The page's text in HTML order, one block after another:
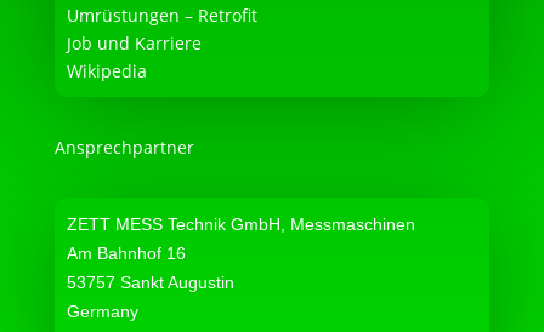
Umrüstungen – Retrofit
Job und Karriere
Wikipedia
Ansprechpartner
ZETT MESS Technik GmbH, Messmaschinen
Am Bahnhof 16
53757 Sankt Augustin
Germany